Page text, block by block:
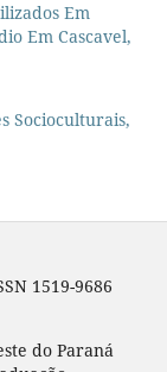
Em
Em Cascavel,
Socioculturais,
1519-9686
do Paraná